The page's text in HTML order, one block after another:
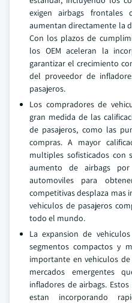
exigen airbags
aumentan directamente la
Con los plazos de
los OEM aceleran la
garantizar el crecimiento
del proveedor de
pasajeros.
Los compradores de
gran medida de las
de pasajeros, como las
compras. A mayor
multiples sofisticados con
aumento de airbags
automoviles para
competitivas desplaza mas
vehiculos de pasajeros
todo el mundo.
La expansion de
segmentos compactos y
importante en vehiculos
mercados emergentes
infladores de airbags.
estan incorporando